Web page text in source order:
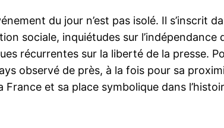
du jour n’est pas isolé. Il s’inscrit
sociale, inquiétudes sur l’indépendance
récurrentes sur la liberté de la presse.
observé de près, à la fois pour sa
France et sa place symbolique dans